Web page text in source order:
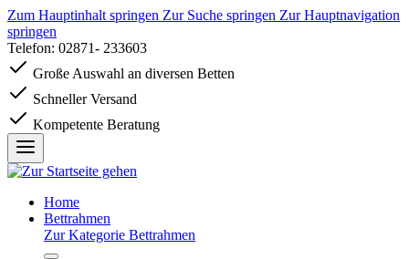
Zum Hauptinhalt springen Zur Suche springen Zur Hauptnavigation
springen
Telefon: 02871- 233603
Große Auswahl an diversen Betten
Schneller Versand
Kompetente Beratung
Home
Bettrahmen
Zur Kategorie Bettrahmen